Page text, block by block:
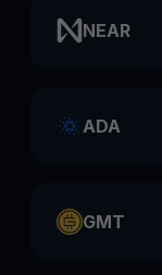
NEAR
ADA
GMT